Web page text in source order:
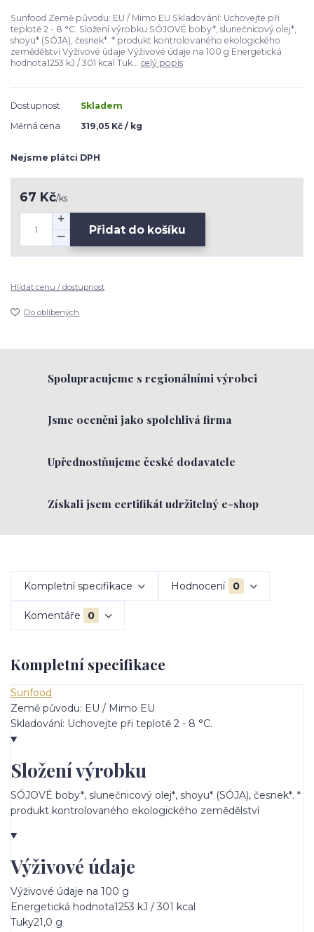
Sunfood Země původu: EU / Mimo EU Skladování: Uchovejte při
teplotě 2 - 8 °C. Složení výrobku SÓJOVÉ boby*, slunečnicový olej*,
shoyu* (SÓJA), česnek*. * produkt kontrolovaného ekologického
zemědělství Výživové údaje Výživové údaje na 100 g Energetická
hodnota1253 kJ / 301 kcal Tuk... celý popis
Dostupnost
Skladem
Měrná cena
319,05 Kč / kg
Nejsme plátci DPH
67 Kč/ks
Přidat do košíku
Hlídat cenu / dostupnost
Do oblíbených
Spolupracujeme s regionálními výrobci
Jsme oceněni jako spolehlivá firma
Upřednostňujeme české dodavatele
Získali jsem certifikát udržitelný e-shop
Kompletní specifikace Hodnocení 0
Komentáře 0
Kompletní specifikace
Sunfood
Země původu: EU / Mimo EU
Skladování: Uchovejte při teplotě 2 - 8 °C.
Složení výrobku
SÓJOVÉ boby*, slunečnicový olej*, shoyu* (SÓJA), česnek*. *
produkt kontrolovaného ekologického zemědělství
Výživové údaje
Výživové údaje na 100 g
Energetická hodnota1253 kJ / 301 kcal
Tuky21,0 g